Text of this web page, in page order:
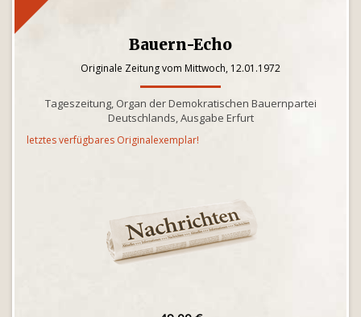
Bauern-Echo
Originale Zeitung vom Mittwoch, 12.01.1972
Tageszeitung, Organ der Demokratischen Bauernpartei
Deutschlands, Ausgabe Erfurt
letztes verfügbares Originalexemplar!